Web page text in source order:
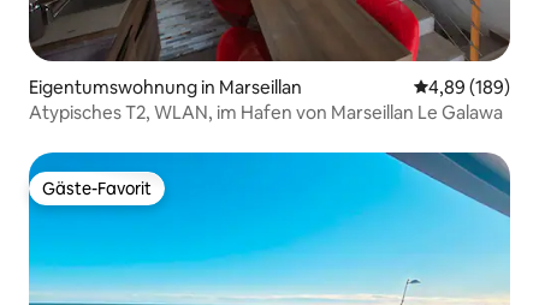
Eigentumswohnung in Marseillan
4,89 (189)
Atypisches T2, WLAN, im Hafen von Marseillan Le Galawa
Gäste-Favorit
Gäste-Favorit